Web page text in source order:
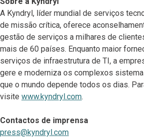
A Kyndryl, líder mundial de serviços
de missão crítica, oferece
gestão de serviços a milhares de
mais de 60 países. Enquanto maior
serviços de infraestrutura de TI, a
gere e moderniza os complexos
que o mundo depende todos os dias.
visite www.kyndryl.com.
Contactos de imprensa
press@kyndryl.com